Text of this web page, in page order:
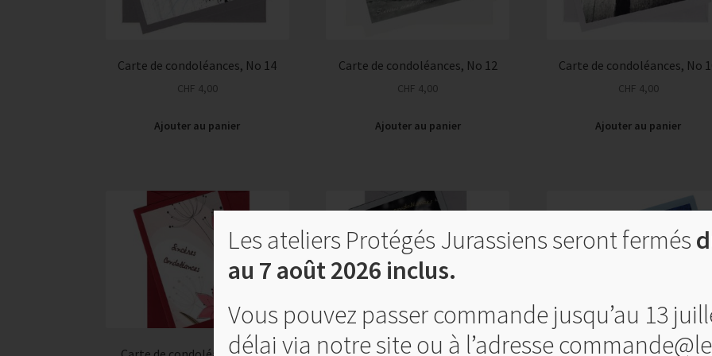
Carte de condoléances, No 14
CHF 4,00
Ajouter au panier
Carte de condoléances, No 12
CHF 4,00
Ajouter au panier
Carte de condoléances, No
CHF 4,00
Ajouter au panier
Les ateliers Protégés Jurassiens seront fermés
au 7 août 2026 inclus.
Vous pouvez passer commande jusqu’au 13
délai via notre site ou à l’adresse